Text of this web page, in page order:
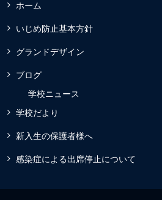
ホーム
いじめ防止基本方針
グランドデザイン
ブログ
学校ニュース
学校だより
新入生の保護者様へ
感染症による出席停止について